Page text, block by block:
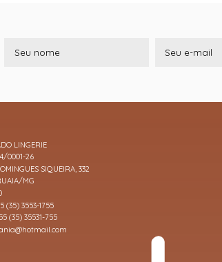
LINGERIE
0001-26
SIQUEIRA, 332
MG
(35) 3553-1755
(35) 35531-755